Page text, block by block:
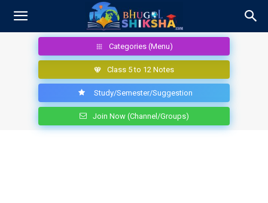
Categories (Menu)
Class 5 to 12 Notes
Study/Semester/Suggestion
Join Now (Channel/Groups)